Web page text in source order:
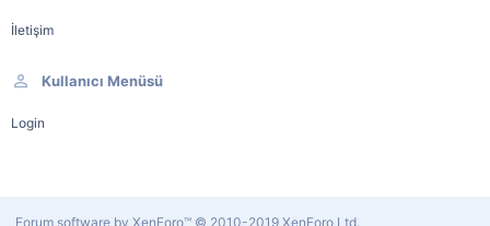
İletişim
Kullanıcı Menüsü
Login
Forum software by XenForo™ © 2010-2019 XenForo Ltd.